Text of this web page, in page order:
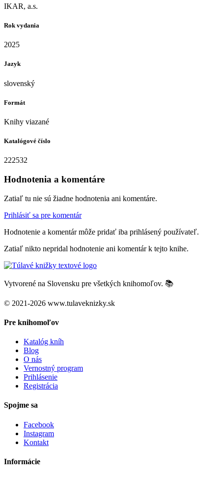
IKAR, a.s.
Rok vydania
2025
Jazyk
slovenský
Formát
Knihy viazané
Katalógové číslo
222532
Hodnotenia a komentáre
Zatiaľ tu nie sú žiadne hodnotenia ani komentáre.
Prihlásiť sa pre komentár
Hodnotenie a komentár môže pridať iba prihlásený používateľ.
Zatiaľ nikto nepridal hodnotenie ani komentár k tejto knihe.
Vytvorené na Slovensku pre všetkých knihomoľov. 📚
© 2021-2026 www.tulaveknizky.sk
Pre knihomoľov
Katalóg kníh
Blog
O nás
Vernostný program
Prihlásenie
Registrácia
Spojme sa
Facebook
Instagram
Kontakt
Informácie